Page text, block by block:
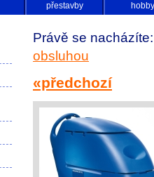
přestavby hobby
Právě se
obsluhou
«předchozí